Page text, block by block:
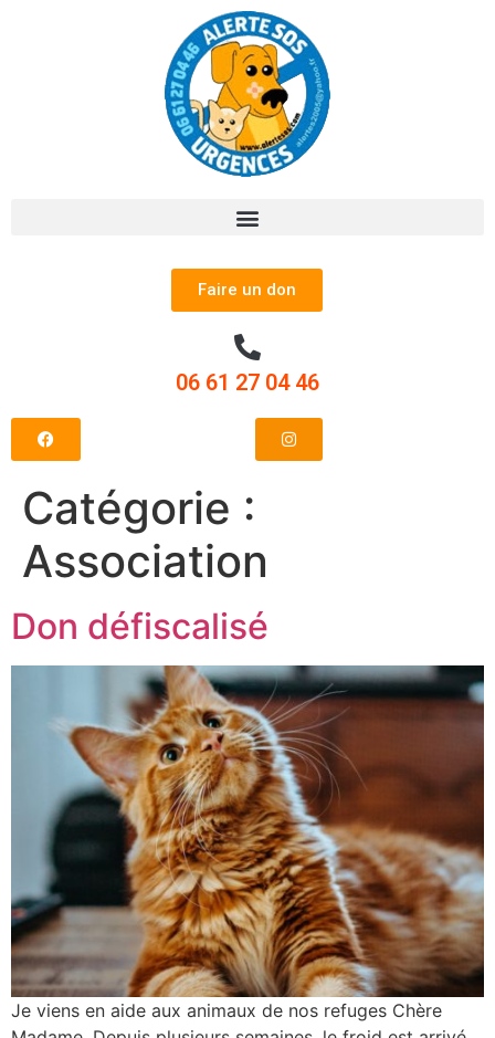
Faire un don
06 61 27 04 46
Catégorie :
Association
Don défiscalisé
Je viens en aide aux animaux de nos refuges Chère